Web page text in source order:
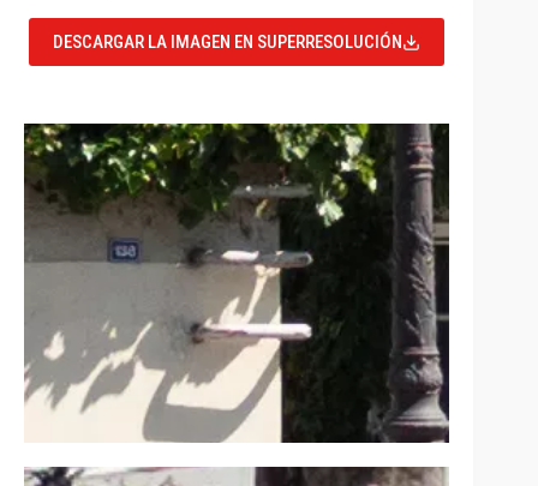
DESCARGAR LA IMAGEN EN SUPERRESOLUCIÓN